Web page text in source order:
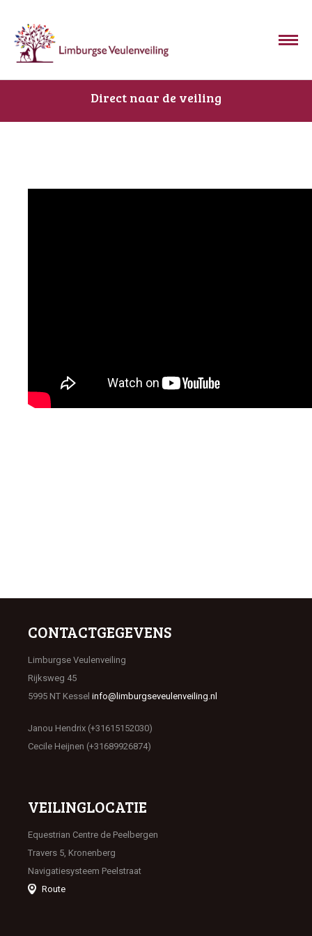
Direct naar de veiling
CONTACTGEGEVENS
Limburgse Veulenveiling
Rijksweg 45
5995 NT Kessel info@limburgseveulenveiling.nl
Janou Hendrix (+31615152030)
Cecile Heijnen (+31689926874)
VEILINGLOCATIE
Equestrian Centre de Peelbergen
Travers 5, Kronenberg
Navigatiesysteem Peelstraat
Route